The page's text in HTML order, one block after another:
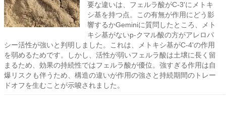
要な違いは、フェルラ酸がC-3'にメトキ
シ基を持つ点。この有無が作用にどう影
響するかGeminiに質問したところ、メト
キシ基がないp-クマル酸の方がアレロパ
シー活性が強いと判明しました。これは、メトキシ基がC-4'の作用
を弱めるためです。しかし、活性が弱いフェルラ酸は土壌に長く留
まるため、効果の持続性ではフェルラ酸が優位。強すぎる作用は自
爆リスクも伴うため、構造の違いが作用の強さと持続期間のトレー
ドオフを生むことが示唆されました。